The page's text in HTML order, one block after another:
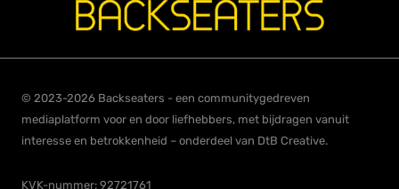
© 2023-2026 Backseaters - een communitygedreven
mediaplatform voor en door liefhebbers, met bijdragen vanuit
interesse en betrokkenheid – onderdeel van DtB Creative.
KVK-nummer: 92721761